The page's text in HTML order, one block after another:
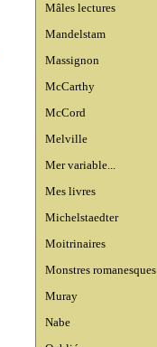
Mâles lectures
Mandelstam
Massignon
McCarthy
McCord
Melville
Mer variable...
Mes livres
Michelstaedter
Moitrinaires
Monstres romanesques
Muray
Nabe